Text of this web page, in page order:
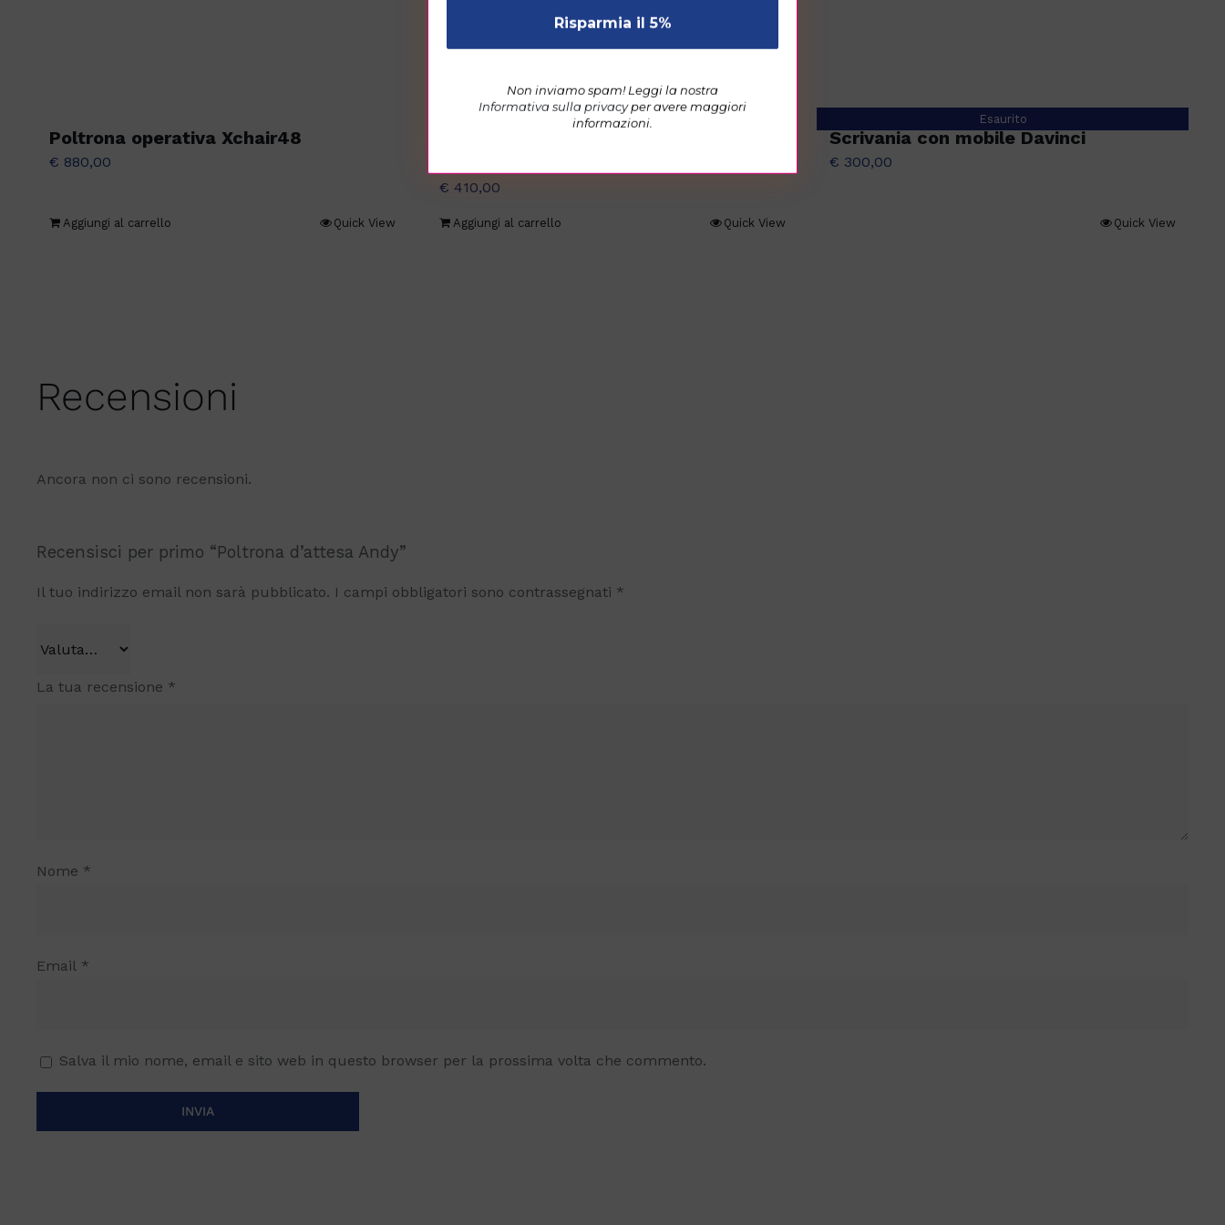
I clienti hanno visto anche…
Poltrona operativa Xchair48
€ 880,00
Aggiungi al carrello Quick View
€ 410,00
Aggiungi al carrello Quick View
Esaurito
Scrivania con mobile Davinci
€ 300,00
Quick View
Recensioni
Ancora non ci sono recensioni.
Recensisci per primo “Poltrona d’attesa Andy”
Il tuo indirizzo email non sarà pubblicato. I campi obbligatori sono contrassegnati *
La tua recensione *
Nome *
Email *
Salva il mio nome, email e sito web in questo browser per la prossima volta che commento.
Non inviamo spam! Leggi la nostra
Informativa sulla privacyper avere maggiori
informazioni.